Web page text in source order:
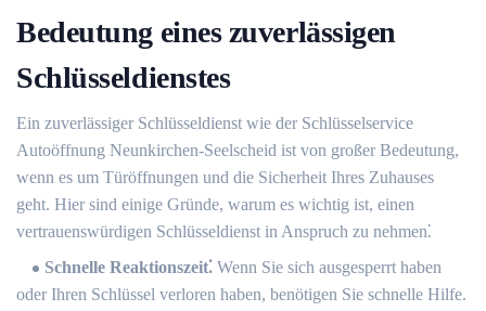
Bedeutung eines zuverlässigen
Schlüsseldienstes
Ein zuverlässiger Schlüsseldienst wie der Schlüsselservice
Autoöffnung Neunkirchen-Seelscheid ist von großer Bedeutung,
wenn es um Türöffnungen und die Sicherheit Ihres Zuhauses
geht. Hier sind einige Gründe, warum es wichtig ist, einen
vertrauenswürdigen Schlüsseldienst in Anspruch zu nehmen⁚
Schnelle Reaktionszeit⁚ Wenn Sie sich ausgesperrt haben
oder Ihren Schlüssel verloren haben, benötigen Sie schnelle Hilfe.​